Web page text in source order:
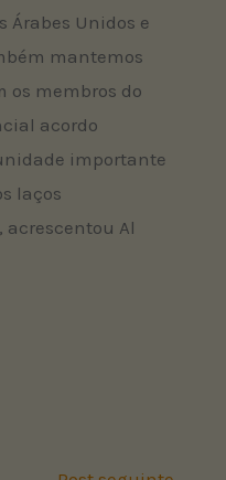
Árabes Unidos e
mantemos
os membros do
acordo
importante
laços
acrescentou Al